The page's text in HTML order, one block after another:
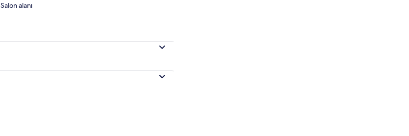
Salon alanı